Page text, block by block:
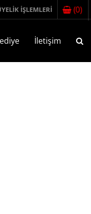
İŞLEMLERİ (0)
İletişim